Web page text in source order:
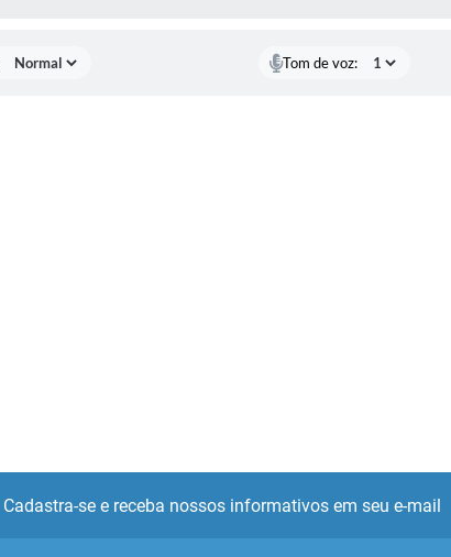
Tom de voz:
Cadastra-se e receba nossos informativos em seu e-mail